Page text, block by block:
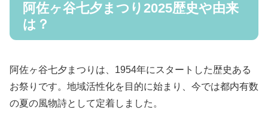
阿佐ヶ谷七夕まつり2025歴史や由来
は？
阿佐ヶ谷七夕まつりは、1954年にスタートした歴史ある
お祭りです。地域活性化を目的に始まり、今では都内有数
の夏の風物詩として定着しました。